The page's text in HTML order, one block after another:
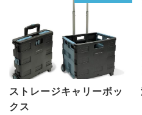
ストレージキャリーボッ
クス